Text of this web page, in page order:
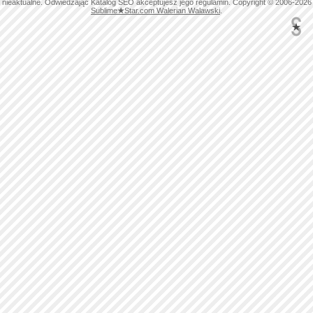
Mężczyzna, 2012-07-19
nieaktualne. Odwiedzając Katalog SEO akceptujesz jego regulamin. Copyright © 2006-2026
Sublime★Star.com Walerian Walawski